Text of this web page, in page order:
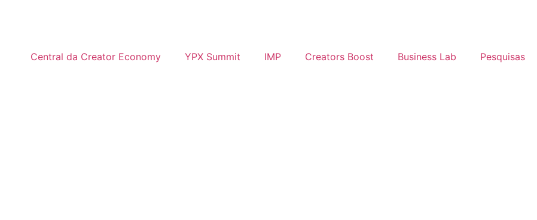
Central da Creator Economy YPX Summit IMP Creators Boost Business Lab Pesquisas